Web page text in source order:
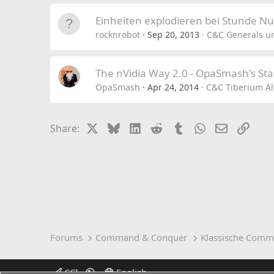
Einheiten explodieren bei Stunde
rocknrobot Sep 20, 2013 C&C Generals
The nVidia Way 2.0 - OpaSmash's
OpaSmash Apr 24, 2014 C&C Tiberium
Share: BlueskyLinkedIn
Reddit TumblrWhatsApp
EmailLink
Forums Command & Conquer Klassische